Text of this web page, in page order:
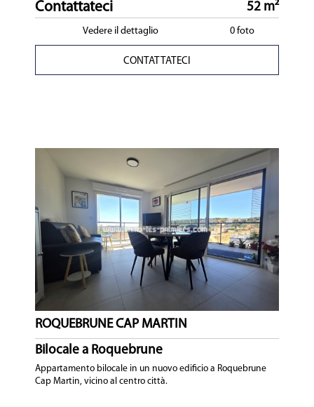
Contattateci 52 m²
Vedere il dettaglio 0 foto
CONTATTATECI
ROQUEBRUNE CAP MARTIN
Bilocale a Roquebrune
Appartamento bilocale in un nuovo edificio a Roquebrune
Cap Martin, vicino al centro città.